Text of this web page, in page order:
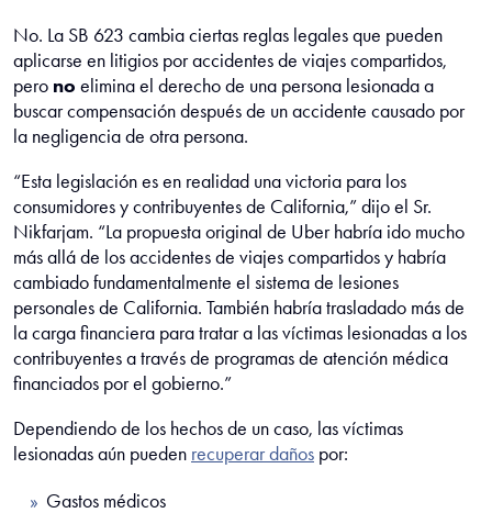
No. La SB 623 cambia ciertas reglas legales que pueden
aplicarse en litigios por accidentes de viajes compartidos,
pero no elimina el derecho de una persona lesionada a
buscar compensación después de un accidente causado por
la negligencia de otra persona.
“Esta legislación es en realidad una victoria para los
consumidores y contribuyentes de California,” dijo el Sr.
Nikfarjam. “La propuesta original de Uber habría ido mucho
más allá de los accidentes de viajes compartidos y habría
cambiado fundamentalmente el sistema de lesiones
personales de California. También habría trasladado más de
la carga financiera para tratar a las víctimas lesionadas a los
contribuyentes a través de programas de atención médica
financiados por el gobierno.”
Dependiendo de los hechos de un caso, las víctimas
lesionadas aún pueden recuperar daños por:
Gastos médicos